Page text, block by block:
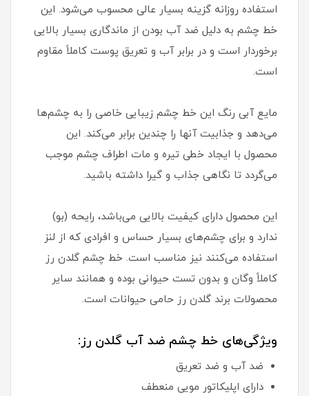
استفاده روزانه گزینه بسیار عالی محسوب می‌شود. این
خط چشم به دلیل ضد آب بودن از ماندگاری بسیار بالایی
برخوردار است و در برابر آب و تعریق پوست کاملاً مقاوم
است.
مایع آبی رنگ این خط چشم زیبایی خاصی را به چشم‌ها
می‌دهد و جذابیت آنها را چندین برابر می‌کند. این
محصول با ایجاد خطی تیره و مات اطراف چشم موجب
می‌گردد تا نگاهی جذاب و گیرا داشته باشید.
این محصول دارای کیفیت بالایی می‌باشد، رایحه (بو)
ندارد و برای چشم‌های بسیار حساس و افرادی که از لنز
استفاده می‌کنند نیز مناسب است. خط چشم گلدن رز
کاملاً وگان و بدون تست حیوانی بوده و همانند سایر
محصولات برند گلدن رز حامی حیوانات است.
ویژگی‌های خط چشم ضد آب گلدن رز:
ضد آب و ضد تعریق
دارای اپلیکاتور مویی منعطف